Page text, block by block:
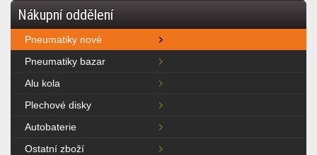
Nákupní oddělení
Pneumatiky nové
Pneumatiky bazar
Alu kola
Plechové disky
Autobaterie
Ostatní zboží